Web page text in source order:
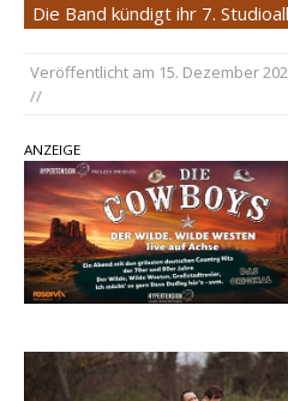
einen weiteren
Danke für Euer
Video zu „Mexico
Carly Pearce
Vergleich mit
Die Band kündigt ihr 7.
Veröffentlicht am 15. Dezember
//
ANZEIGE